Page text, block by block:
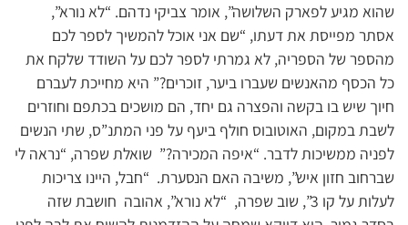
שהוא מגיע לפארק השלושה”, אומר צביקי נדהם. “לא נורא”,
אסתר מפייסת את דעתו, “שם אני אוכל להמשיך לספר לכם
מהספר של הספריה, לא גמרתי לספר לכם על השודד שלקח את
כל הכסף מהאנשים שעברו ביער, זוכרים?” היא מחייכת לעברם
חיוך שיש בו בקשה והפצרה גם יחד, הם מושכים בכתפם וחוזרים
לשבת במקום, האוטובוס חולף ביעף על פני המתנ”ס, שתי הנשים
לפניה ממשיכות לדבר. “איפה המכירה?” שואלת שפרה, “נראה לי
שברחוב חזון איש”, משיבה האם הנסערת. “חבל, היינו צריכות
לעלות על קו 3”, שוב שפרה, “לא נורא”, אהובה חושבת שזה